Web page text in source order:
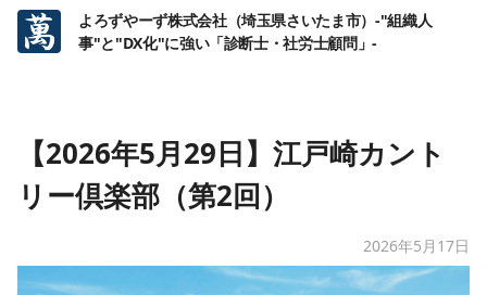
よろずやーず株式会社（埼玉県さいたま市）-"組織人
事"と"DX化"に強い「診断士・社労士顧問」-
【2026年5月29日】江戸崎カント
リー倶楽部（第2回）
2026年5月17日